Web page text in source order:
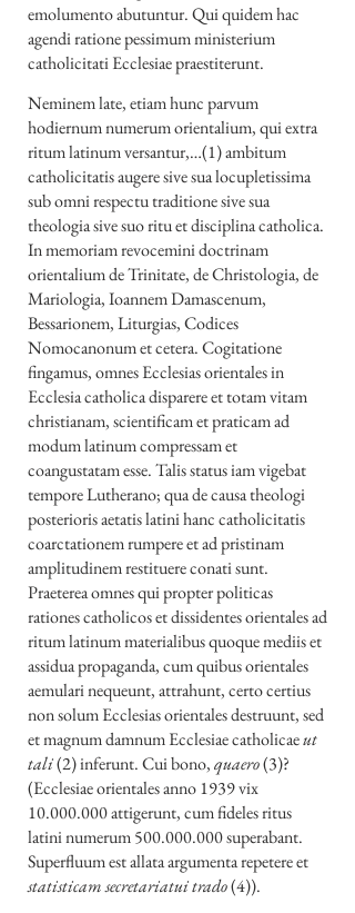
emolumento abutuntur. Qui quidem hac
agendi ratione pessimum ministerium
catholicitati Ecclesiae praestiterunt.
Neminem late, etiam hunc parvum
hodiernum numerum orientalium, qui extra
ritum latinum versantur,…(1) ambitum
catholicitatis augere sive sua locupletissima
sub omni respectu traditione sive sua
theologia sive suo ritu et disciplina catholica.
In memoriam revocemini doctrinam
orientalium de Trinitate, de Christologia, de
Mariologia, Ioannem Damascenum,
Bessarionem, Liturgias, Codices
Nomocanonum et cetera. Cogitatione
fingamus, omnes Ecclesias orientales in
Ecclesia catholica disparere et totam vitam
christianam, scientificam et praticam ad
modum latinum compressam et
coangustatam esse. Talis status iam vigebat
tempore Lutherano; qua de causa theologi
posterioris aetatis latini hanc catholicitatis
coarctationem rumpere et ad pristinam
amplitudinem restituere conati sunt.
Praeterea omnes qui propter politicas
rationes catholicos et dissidentes orientales ad
ritum latinum materialibus quoque mediis et
assidua propaganda, cum quibus orientales
aemulari nequeunt, attrahunt, certo certius
non solum Ecclesias orientales destruunt, sed
et magnum damnum Ecclesiae catholicaeut
tali(2) inferunt. Cui bono,quaero(3)?
(Ecclesiae orientales anno 1939 vix
10.000.000attigerunt, cum fideles ritus
latini numerum500.000.000superabant.
Superfluum est allata argumenta repetere et
statisticam secretariatui trado(4)).